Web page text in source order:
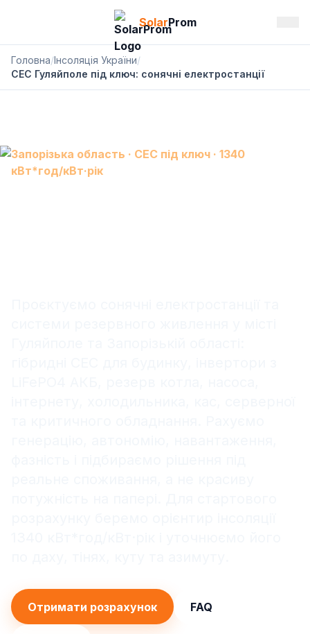
SolarProm
Головна/Інсоляція України/
СЕС Гуляйполе під ключ: сонячні електростанції
Запорізька область · СЕС під ключ · 1340
кВт*год/кВт·рік
Отримати розрахунок FAQ